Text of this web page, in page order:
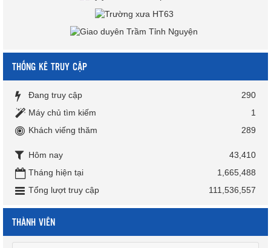
THỐNG KÊ TRUY CẬP
Đang truy cập
290
Máy chủ tìm kiếm
1
Khách viếng thăm
289
Hôm nay
43,410
Tháng hiện tại
1,665,488
Tổng lượt truy cập
111,536,557
THÀNH VIÊN